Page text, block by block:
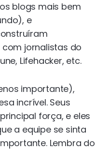
blogs mais bem
e
jornalistas do
Lifehacker, etc.
importante),
incrível. Seus
força, e eles
a equipe se sinta
Lembra do